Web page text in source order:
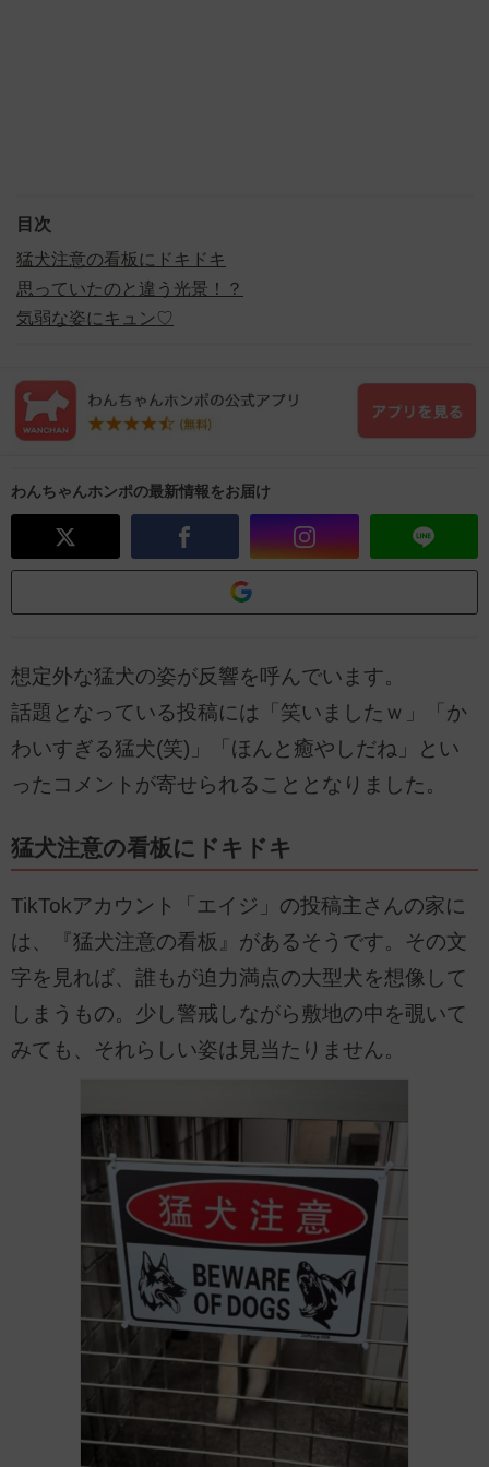
目次
猛犬注意の看板にドキドキ
思っていたのと違う光景！？
気弱な姿にキュン♡
わんちゃんホンポの最新情報をお届け
想定外な猛犬の姿が反響を呼んでいます。
話題となっている投稿には「笑いましたｗ」「か
わいすぎる猛犬(笑)」「ほんと癒やしだね」とい
ったコメントが寄せられることとなりました。
猛犬注意の看板にドキドキ
TikTokアカウント「エイジ」の投稿主さんの家に
は、『猛犬注意の看板』があるそうです。その文
字を見れば、誰もが迫力満点の大型犬を想像して
しまうもの。少し警戒しながら敷地の中を覗いて
みても、それらしい姿は見当たりません。